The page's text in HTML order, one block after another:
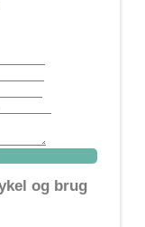
og brug